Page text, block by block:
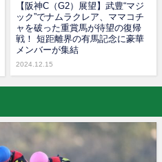
【阪神C（G2）展望】武豊“マジ
ック”でナムラクレア、ママコチ
ャを破った重賞馬が待望の復帰
戦！ 短距離界の有馬記念に豪華
メンバーが集結
2024.12.15